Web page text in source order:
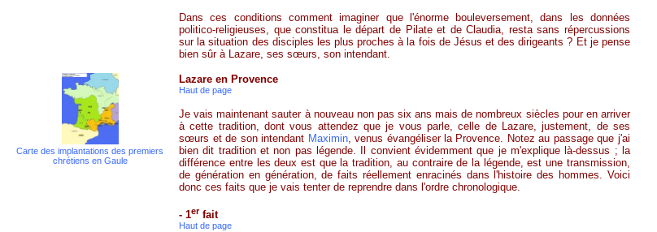
Dans ces conditions comment imaginer que l'énorme bouleversement, dans les données
politico-religieuses, que constitua le départ de Pilate et de Claudia, resta sans répercussions
sur la situation des disciples les plus proches à la fois de Jésus et des dirigeants ? Et je pense
bien sûr à Lazare, ses sœurs, son intendant.
Carte des implantations des premiers
chrétiens en Gaule
Lazare en Provence
Haut de page
Je vais maintenant sauter à nouveau non pas six ans mais de nombreux siècles pour en arriver
à cette tradition, dont vous attendez que je vous parle, celle de Lazare, justement, de ses
sœurs et de son intendant Maximin, venus évangéliser la Provence. Notez au passage que j'ai
bien dit tradition et non pas légende. Il convient évidemment que je m'explique là-dessus ; la
différence entre les deux est que la tradition, au contraire de la légende, est une transmission,
de génération en génération, de faits réellement enracinés dans l'histoire des hommes. Voici
donc ces faits que je vais tenter de reprendre dans l'ordre chronologique.
- 1er fait
Haut de page